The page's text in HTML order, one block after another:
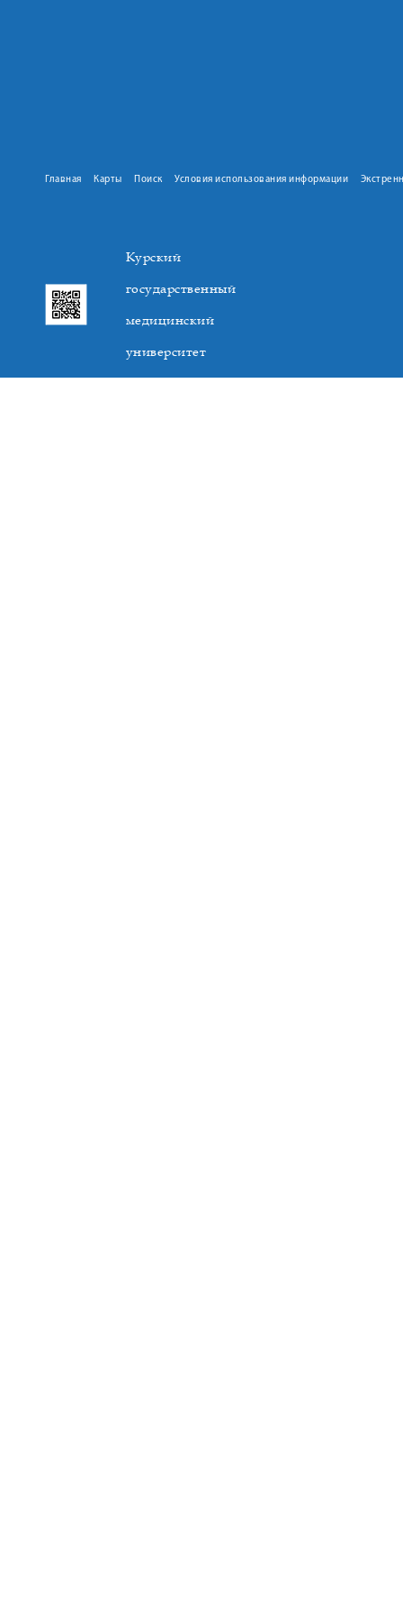
Главная Карты Поиск Условия использования информации
Курский
государственный
медицинский
университет